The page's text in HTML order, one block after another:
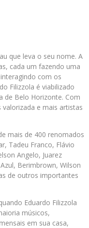
que leva o seu nome. A
cada um fazendo uma
com os
Filizzola é viabilizado
de Belo Horizonte. Com
e mais artistas
mais de 400 renomados
Tadeu Franco, Flávio
Angelo, Juarez
Berimbrown, Wilson
de outros importantes
Eduardo Filizzola
músicos,
em sua casa,